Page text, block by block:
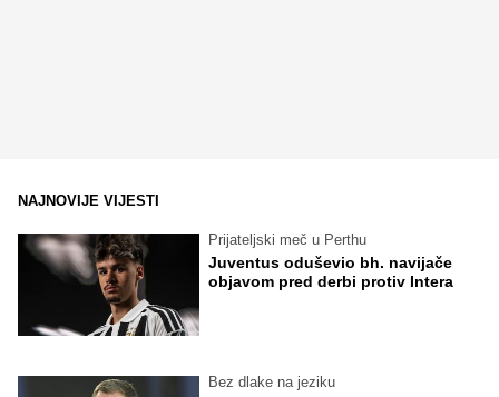
NAJNOVIJE VIJESTI
Prijateljski meč u Perthu
Juventus oduševio bh. navijače
objavom pred derbi protiv Intera
Bez dlake na jeziku